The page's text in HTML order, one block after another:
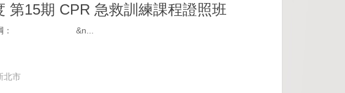
第15期 CPR 急救訓練課程證照班
課綱： &n...
北市